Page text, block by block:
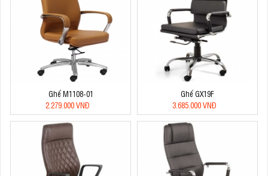
Ghế M1108-01
2.279.000 VNĐ
Ghế GX19F
3.685.000 VNĐ